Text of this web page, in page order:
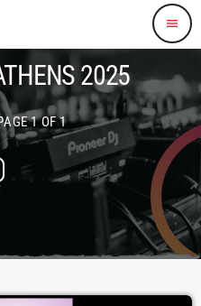
menu
2025
1 OF 1